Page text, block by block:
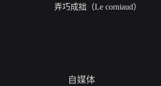
弄巧成拙（Le corniaud）
自媒体